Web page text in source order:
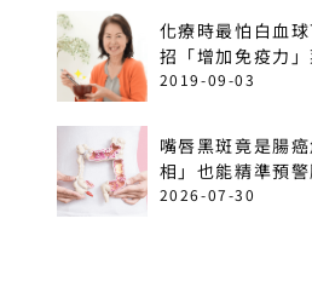
化療時最怕白血
招「增加免疫力
2019-09-03
嘴唇黑斑竟是腸
相」也能精準預
2026-07-30